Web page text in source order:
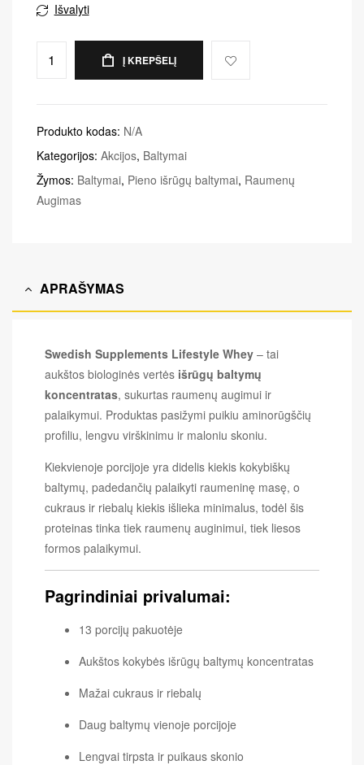
Išvalyti
Į KREPŠELĮ
Produkto kodas: N/A
Kategorijos: Akcijos, Baltymai
Žymos: Baltymai, Pieno išrūgų baltymai, Raumenų
Augimas
APRAŠYMAS
Swedish Supplements Lifestyle Whey – tai
aukštos biologinės vertės išrūgų baltymų
koncentratas, sukurtas raumenų augimui ir
palaikymui. Produktas pasižymi puikiu aminorūgščių
profiliu, lengvu virškinimu ir maloniu skoniu.
Kiekvienoje porcijoje yra didelis kiekis kokybiškų
baltymų, padedančių palaikyti raumeninę masę, o
cukraus ir riebalų kiekis išlieka minimalus, todėl šis
proteinas tinka tiek raumenų auginimui, tiek liesos
formos palaikymui.
Pagrindiniai privalumai:
13 porcijų pakuotėje
Aukštos kokybės išrūgų baltymų koncentratas
Mažai cukraus ir riebalų
Daug baltymų vienoje porcijoje
Lengvai tirpsta ir puikaus skonio